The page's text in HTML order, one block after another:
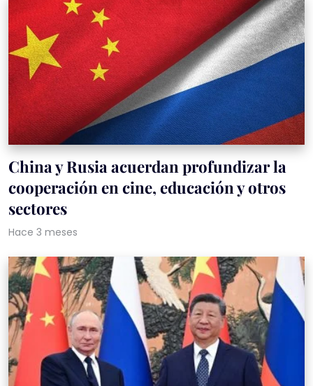
China y Rusia acuerdan profundizar la
cooperación en cine, educación y otros
sectores
Hace 3 meses